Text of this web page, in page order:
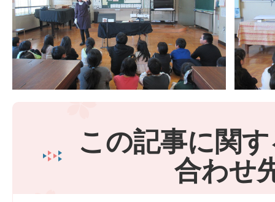
この記事に関
合わせ